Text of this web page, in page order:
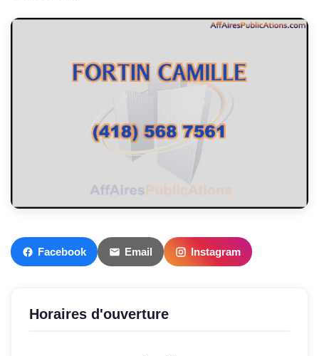
Facebook Email Instagram
Horaires d'ouverture